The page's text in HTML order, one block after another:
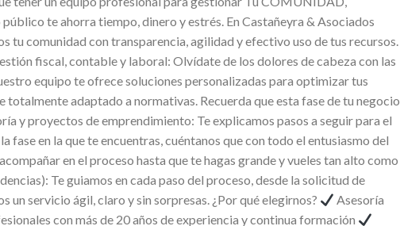
te ahorra tiempo, dinero y estrés. En Castañeyra & Asociados
tu comunidad con transparencia, agilidad y efectivo uso de tus recursos.
fiscal, contable y laboral: Olvídate de los dolores de cabeza con las
equipo te ofrece soluciones personalizadas para optimizar tus
adaptado a normativas. Recuerda que esta fase de tu negocio
y proyectos de emprendimiento: Te explicamos pasos a seguir para el
en la que te encuentras, cuéntanos que con todo el entusiasmo del
en el proceso hasta que te hagas grande y vueles tan alto como
Te guiamos en cada paso del proceso, desde la solicitud de
servicio ágil, claro y sin sorpresas. ¿Por qué elegirnos?
Asesoría
con más de 20 años de experiencia y continua formación